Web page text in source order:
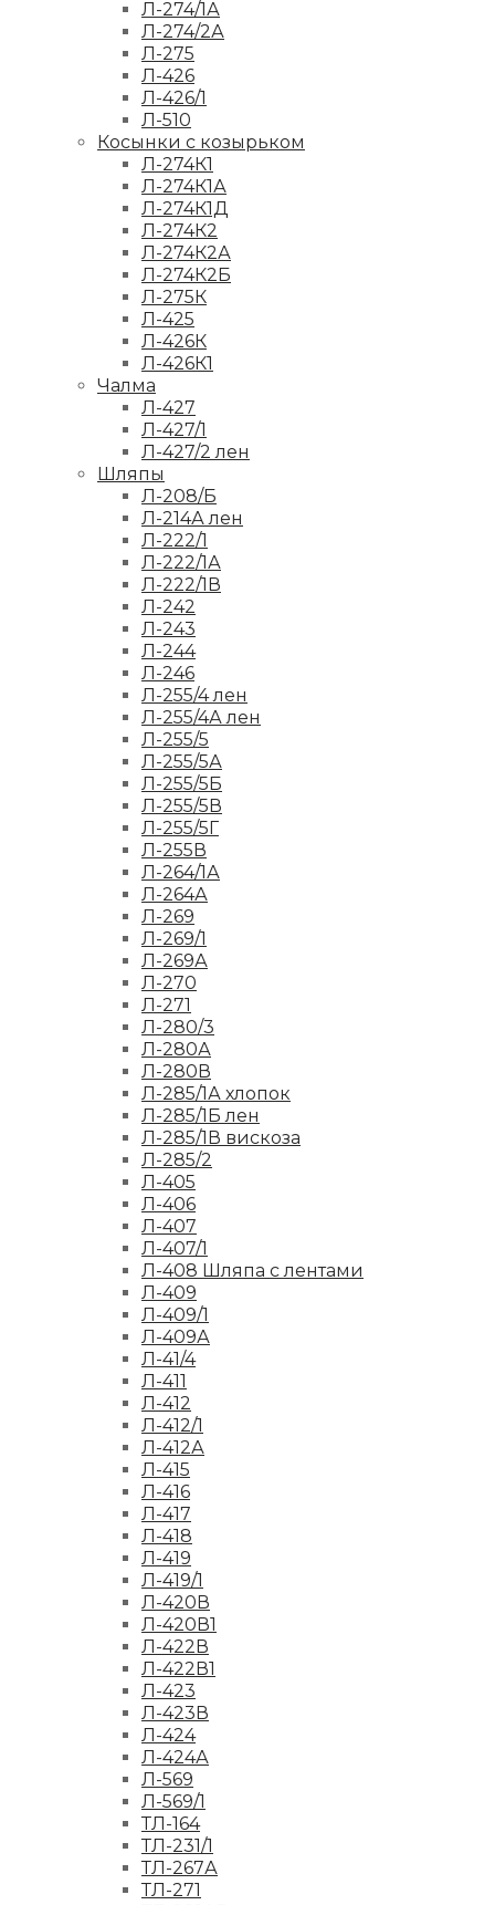
Л-274/1А
Л-274/2А
Л-275
Л-426
Л-426/1
Л-510
Косынки с козырьком
Л-274К1
Л-274К1А
Л-274К1Д
Л-274К2
Л-274К2А
Л-274К2Б
Л-275К
Л-425
Л-426К
Л-426К1
Чалма
Л-427
Л-427/1
Л-427/2 лен
Шляпы
Л-208/Б
Л-214А лен
Л-222/1
Л-222/1А
Л-222/1В
Л-242
Л-243
Л-244
Л-246
Л-255/4 лен
Л-255/4А лен
Л-255/5
Л-255/5А
Л-255/5Б
Л-255/5В
Л-255/5Г
Л-255В
Л-264/1А
Л-264А
Л-269
Л-269/1
Л-269А
Л-270
Л-271
Л-280/3
Л-280А
Л-280В
Л-285/1А хлопок
Л-285/1Б лен
Л-285/1В вискоза
Л-285/2
Л-405
Л-406
Л-407
Л-407/1
Л-408 Шляпа с лентами
Л-409
Л-409/1
Л-409А
Л-41/4
Л-411
Л-412
Л-412/1
Л-412А
Л-415
Л-416
Л-417
Л-418
Л-419
Л-419/1
Л-420В
Л-420В1
Л-422В
Л-422В1
Л-423
Л-423В
Л-424
Л-424А
Л-569
Л-569/1
ТЛ-164
ТЛ-231/1
ТЛ-267А
ТЛ-271